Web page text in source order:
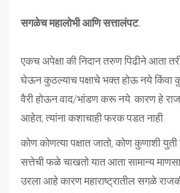
सगळेच महालोभी आणि सत्तालंपट.
एकच अपेक्षा की निदान तरुण पिढीने आता
घेऊन कुठल्याच पक्षाचे भक्त होऊ नये किंवा
वैरी होऊन वाद/भांडण करू नये. कारण हे
आहेत; त्यांना कशाचाही फरक पडत नाही.
कोण कोणत्या पक्षात जातो, कोण कुणाशी
सत्तेची फळे चाखतो यात आता सामान्य
उरला आहे कारण महाराष्ट्रातील सगळे